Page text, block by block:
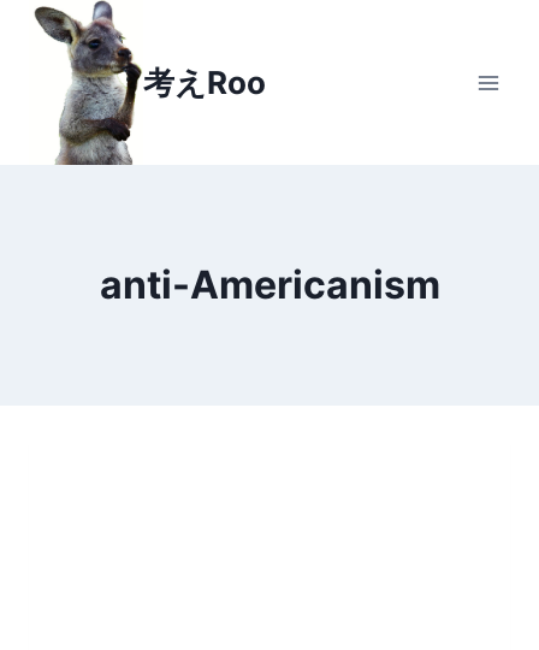
Skip
content
考えRoo
anti-Americanism